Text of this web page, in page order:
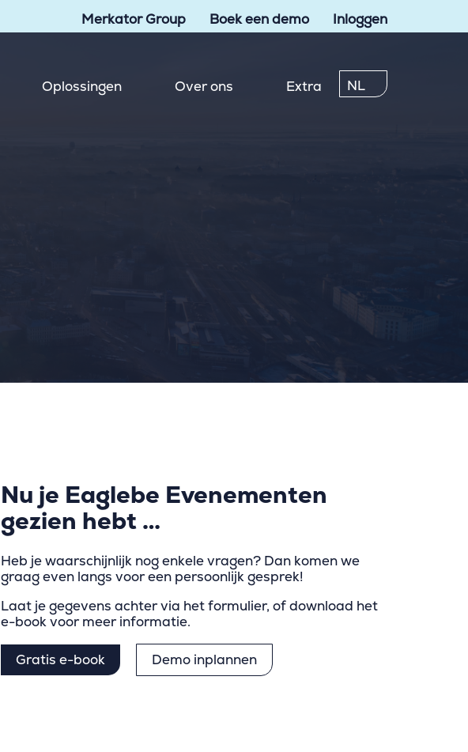
Merkator Group Boek een demo Inloggen
Oplossingen Over ons Extra NL
Nu je Eaglebe Evenementen
gezien hebt …
Heb je waarschijnlijk nog enkele vragen? Dan komen we
graag even langs voor een persoonlijk gesprek!
Laat je gegevens achter via het formulier, of download het
e-book voor meer informatie.
Gratis e-book Demo inplannen